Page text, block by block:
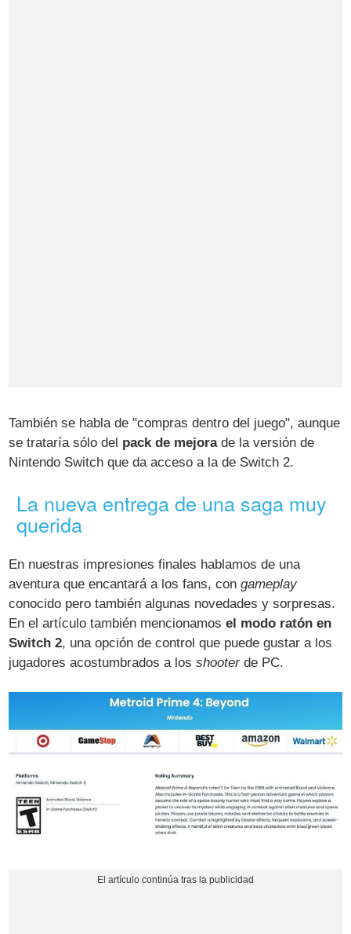
También se habla de "compras dentro del juego", aunque
se trataría sólo del pack de mejorade la versión de
Nintendo Switch que da acceso a la de Switch 2.
La nueva entrega de una saga muy
querida
En nuestras impresiones finales hablamos de una
aventura que encantará a los fans, congameplay
conocido pero también algunas novedades y sorpresas.
En el artículo también mencionamosel modo ratón en
Switch 2, una opción de control que puede gustar a los
jugadores acostumbrados a losshooterde PC.